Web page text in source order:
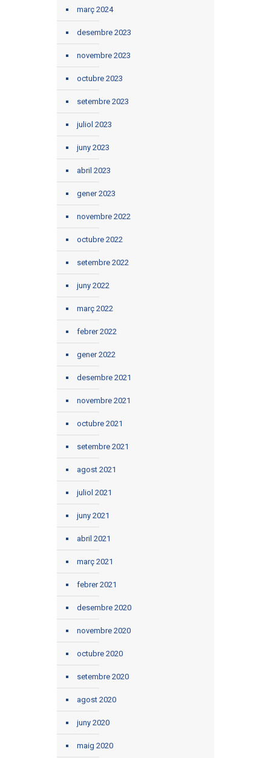
març 2024
desembre 2023
novembre 2023
octubre 2023
setembre 2023
juliol 2023
juny 2023
abril 2023
gener 2023
novembre 2022
octubre 2022
setembre 2022
juny 2022
març 2022
febrer 2022
gener 2022
desembre 2021
novembre 2021
octubre 2021
setembre 2021
agost 2021
juliol 2021
juny 2021
abril 2021
març 2021
febrer 2021
desembre 2020
novembre 2020
octubre 2020
setembre 2020
agost 2020
juny 2020
maig 2020